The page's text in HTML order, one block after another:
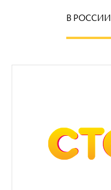
В РОССИИ